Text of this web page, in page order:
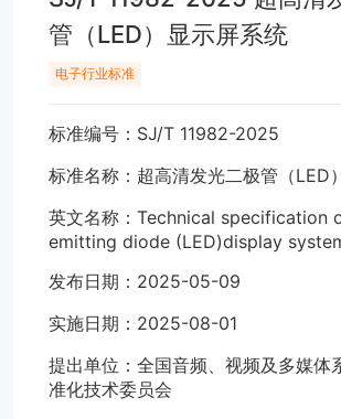
管（LED）显示屏系统
电子行业标准
标准编号：SJ/T 11982-2025
标准名称：超高清发光二极管（LED
英文名称：Technical specification
emitting diode (LED)display
发布日期：2025-05-09
实施日期：2025-08-01
提出单位：全国音频、视频及多媒体
准化技术委员会